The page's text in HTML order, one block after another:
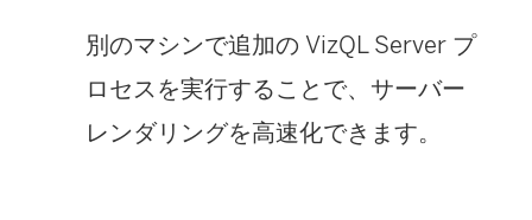
別のマシンで追加の VizQL Server プ
ロセスを実行することで、サーバー
レンダリングを高速化できます。